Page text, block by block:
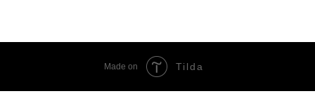
Made on Tilda